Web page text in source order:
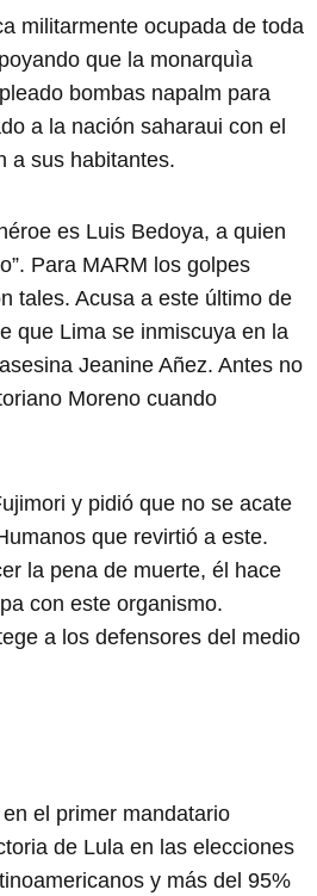
militarmente ocupada de toda
que la monarquìa
bombas napalm para
a la nación saharaui con el
a sus habitantes.
es Luis Bedoya, a quien
Para MARM los golpes
tales. Acusa a este último de
que Lima se inmiscuya en la
Jeanine Añez. Antes no
Moreno cuando
y pidió que no se acate
que revirtió a este.
la pena de muerte, él hace
con este organismo.
a los defensores del medio
el primer mandatario
de Lula en las elecciones
y más del 95%